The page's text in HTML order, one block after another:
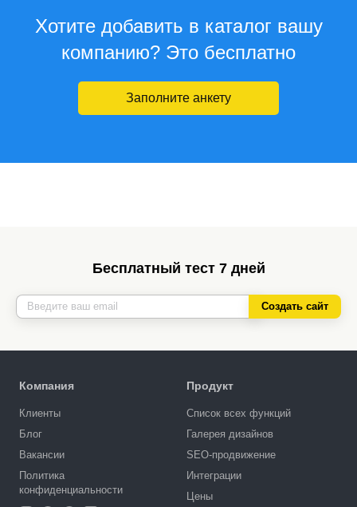
Хотите добавить в каталог вашу
компанию? Это бесплатно
Заполните анкету
Бесплатный тест 7 дней
Создать сайт
Компания
Клиенты
Блог
Вакансии
Политика
конфиденциальности
Продукт
Список всех функций
Галерея дизайнов
SEO-продвижение
Интеграции
Цены